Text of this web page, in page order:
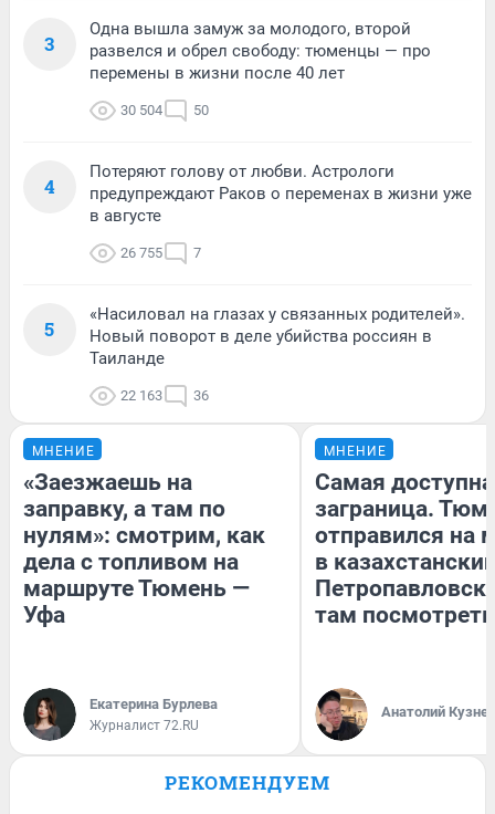
3
Одна вышла замуж за молодого, второй
развелся и обрел свободу: тюменцы — про
перемены в жизни после 40 лет
30 504 50
4
Потеряют голову от любви. Астрологи
предупреждают Раков о переменах в жизни уже
в августе
26 755 7
5
«Насиловал на глазах у связанных родителей».
Новый поворот в деле убийства россиян в
Таиланде
22 163 36
МНЕНИЕ
«Заезжаешь на
заправку, а там по
нулям»: смотрим, как
дела с топливом на
маршруте Тюмень —
Уфа
Екатерина Бурлева
Журналист 72.RU
МНЕНИЕ
Самая
заграница.
отправился на
в
там посмотреть
Анатолий
РЕКОМЕНДУЕМ